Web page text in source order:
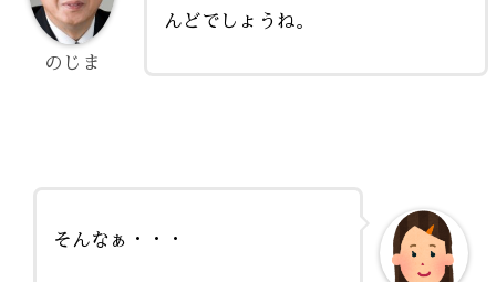
んどでしょうね。
のじま
そんなぁ・・・